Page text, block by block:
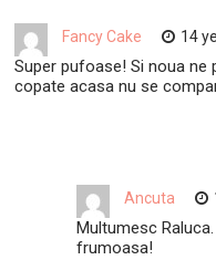
Fancy Cake 14
Super pufoase! Si noua
copate acasa nu se
Ancuta
Multumesc
frumoasa!